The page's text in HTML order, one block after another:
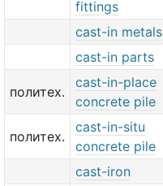
fittings
cast-in metals
cast-in parts
политех.
cast-in-place
concrete pile
политех.
cast-in-situ
concrete pile
cast-iron